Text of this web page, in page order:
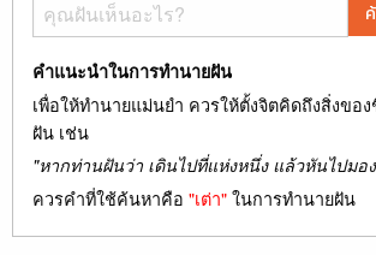
คำแนะนำในการทำนายฝัน
เพื่อให้ทำนายแม่นยำ ควรให้ตั้งจิตคิดถึงสิ่งขอ
ฝัน เช่น
"หากท่านฝันว่า เดินไปที่แห่งหนึ่ง แล้วหันไปมอ
ควรคำที่ใช้ค้นหาคือ "เต่า"ในการทำนายฝัน